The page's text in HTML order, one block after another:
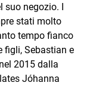
suo negozio. I
stati molto
tempo fianco
figli, Sebastian e
2015 dalla
Jóhanna